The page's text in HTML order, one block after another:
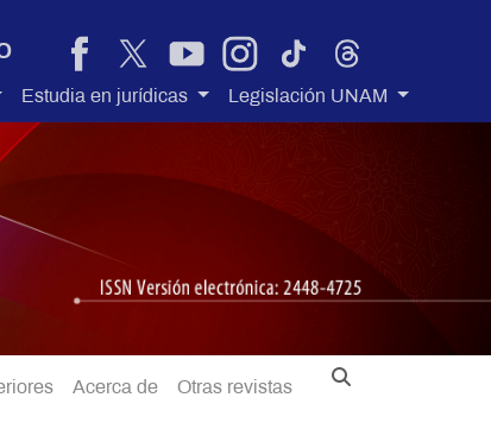
Estudia en jurídicas Legislación UNAM
Acerca de Otras revistas